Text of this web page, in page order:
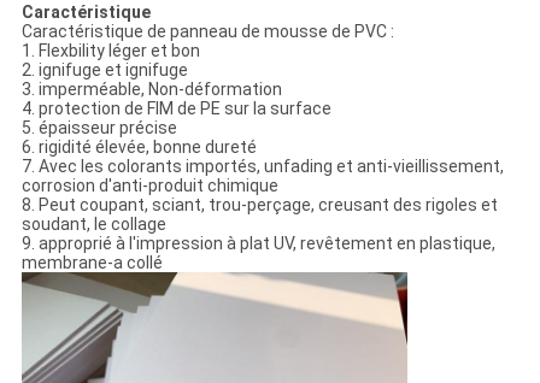
Caractéristique
Caractéristique de panneau de mousse de PVC :
1. Flexbility léger et bon
2. ignifuge et ignifuge
3. imperméable, Non-déformation
4. protection de FIM de PE sur la surface
5. épaisseur précise
6. rigidité élevée, bonne dureté
7. Avec les colorants importés, unfading et anti-vieillissement,
corrosion d'anti-produit chimique
8. Peut coupant, sciant, trou-perçage, creusant des rigoles et
soudant, le collage
9. approprié à l'impression à plat UV, revêtement en plastique,
membrane-a collé